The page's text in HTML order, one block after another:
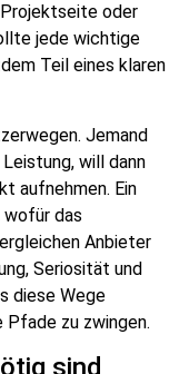
oder
jede wichtige
Teil eines klaren
Jemand
will dann
aufnehmen. Ein
das
Anbieter
Seriosität und
diese Wege
zu zwingen.
sind